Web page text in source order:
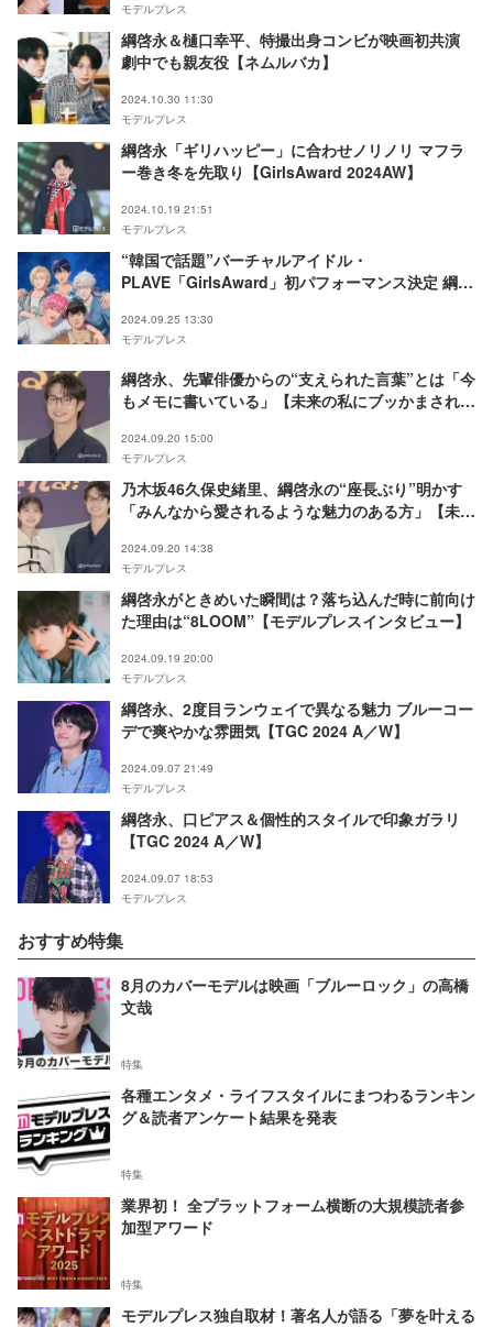
モデルプレス
綱啓永＆樋口幸平、特撮出身コンビが映画初共演
劇中でも親友役【ネムルバカ】
2024.10.30 11:30
モデルプレス
綱啓永「ギリハッピー」に合わせノリノリ マフラ
ー巻き冬を先取り【GirlsAward 2024AW】
2024.10.19 21:51
モデルプレス
“韓国で話題”バーチャルアイドル・
PLAVE「GirlsAward」初パフォーマンス決定 綱啓
2024.09.25 13:30
モデルプレス
綱啓永、先輩俳優からの“支えられた言葉”とは「今
もメモに書いている」【未来の私にブッかまされ
2024.09.20 15:00
モデルプレス
乃木坂46久保史緒里、綱啓永の“座長ぶり”明かす
「みんなから愛されるような魅力のある方」【未来
2024.09.20 14:38
モデルプレス
綱啓永がときめいた瞬間は？落ち込んだ時に前向け
た理由は“8LOOM”【モデルプレスインタビュー】
2024.09.19 20:00
モデルプレス
綱啓永、2度目ランウェイで異なる魅力 ブルーコー
デで爽やかな雰囲気【TGC 2024 A／W】
2024.09.07 21:49
モデルプレス
綱啓永、口ピアス＆個性的スタイルで印象ガラリ
【TGC 2024 A／W】
2024.09.07 18:53
モデルプレス
おすすめ特集
8月のカバーモデルは映画「ブルーロック」の高橋
文哉
特集
各種エンタメ・ライフスタイルにまつわるランキン
グ＆読者アンケート結果を発表
特集
業界初！ 全プラットフォーム横断の大規模読者参
加型アワード
特集
モデルプレス独自取材！著名人が語る「夢を叶える